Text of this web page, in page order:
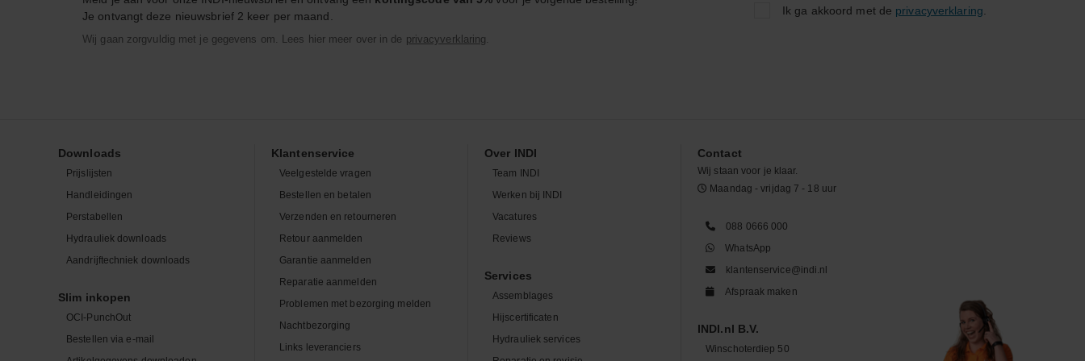
Je ontvangt deze nieuwsbrief 2 keer per maand.
Wij gaan zorgvuldig met je gegevens om. Lees hier meer over in de privacyverklaring.
Ik ga akkoord met de privacyverklaring
Downloads
Prijslijsten
Handleidingen
Perstabellen
Hydrauliek downloads
Aandrijftechniek downloads
Slim inkopen
OCI-PunchOut
Bestellen via e-mail
Klantenservice
Veelgestelde vragen
Bestellen en betalen
Verzenden en retourneren
Retour aanmelden
Garantie aanmelden
Reparatie aanmelden
Problemen met bezorging melden
Nachtbezorging
Links leveranciers
Over INDI
Team INDI
Werken bij INDI
Vacatures
Reviews
Services
Assemblages
Hijscertificaten
Hydrauliek services
Contact
Wij staan voor je klaar.
Maandag - vrijdag 7 - 18 uur
088 0666 000
WhatsApp
klantenservice@indi.nl
Afspraak maken
INDI.nl B.V.
Winschoterdiep 50